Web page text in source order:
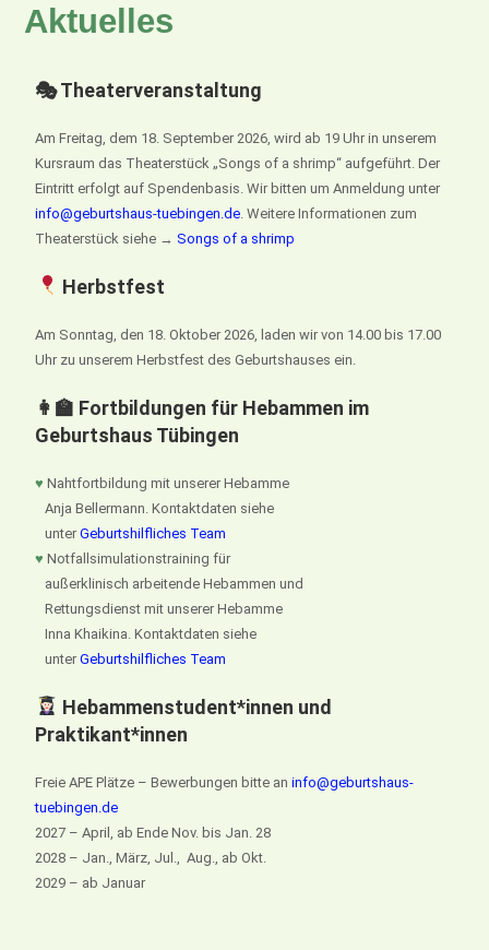
Aktuelles
🎭 Theaterveranstaltung
Am Freitag, dem 18. September 2026, wird ab 19 Uhr in unserem
Kursraum das Theaterstück „Songs of a shrimp“ aufgeführt. Der
Eintritt erfolgt auf Spendenbasis. Wir bitten um Anmeldung unter
info@geburtshaus-tuebingen.de . Weitere Informationen zum
Theaterstück siehe →Songs of a shrimp
Herbstfest
Am Sonntag, den 18. Oktober 2026, laden wir von 14.00 bis 17.00
Uhr zu unserem Herbstfest des Geburtshauses ein.
👩‍🏫 Fortbildungen für Hebammen im
Geburtshaus Tübingen
♥ Nahtfortbildung mit unserer Hebamme
Anja Bellermann. Kontaktdaten siehe
unterGeburtshilfliches Team
♥ Notfallsimulationstraining für
außerklinisch arbeitende Hebammen und
Rettungsdienst mit unserer Hebamme
Inna Khaikina. Kontaktdaten siehe
unterGeburtshilfliches Team
Hebammenstudent*innen und
Praktikant*innen
Freie APE Plätze – Bewerbungen bitte aninfo@geburtshaus-
tuebingen.de
2027 – April, ab Ende Nov. bis Jan. 28
2028 – Jan., März, Jul., Aug., ab Okt.
2029 – ab Januar